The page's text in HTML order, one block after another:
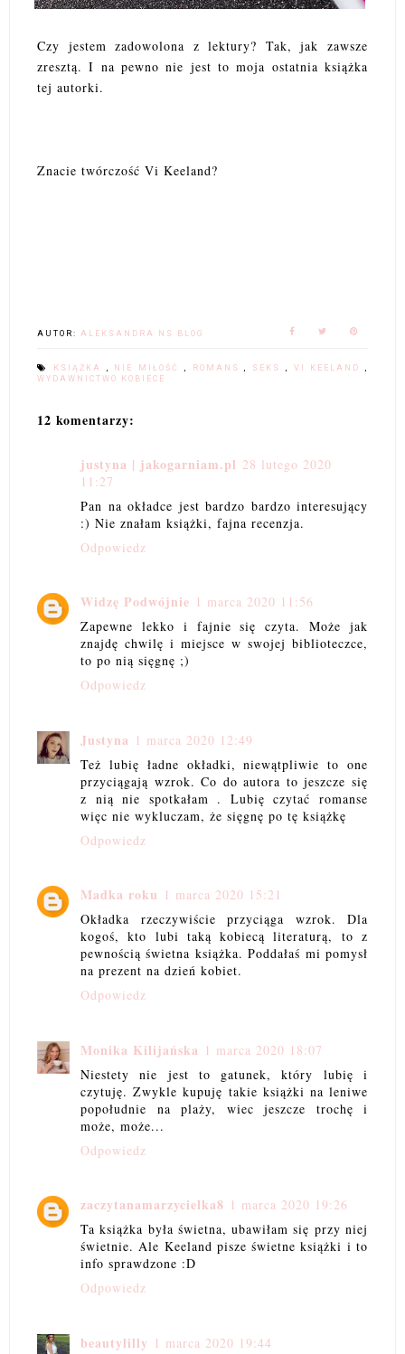
Czy jestem zadowolona z lektury? Tak, jak zawsze
zresztą. I na pewno nie jest to moja ostatnia książka
tej autorki.
Znacie twórczość Vi Keeland?
AUTOR: ALEKSANDRA NS BLOG
KSIĄŻKA NIE MIŁOŚĆ ROMANS SEKS VI KEELAND
WYDAWNICTWO KOBIECE
12 komentarzy:
justyna | jakogarniam.pl 28 lutego 2020
11:27
Pan na okładce jest bardzo bardzo interesujący
:) Nie znałam książki, fajna recenzja.
Odpowiedz
Widzę Podwójnie 1 marca 2020 11:56
Zapewne lekko i fajnie się czyta. Może jak
znajdę chwilę i miejsce w swojej biblioteczce,
to po nią sięgnę ;)
Odpowiedz
Justyna 1 marca 2020 12:49
Też lubię ładne okładki, niewątpliwie to one
przyciągają wzrok. Co do autora to jeszcze się
z nią nie spotkałam . Lubię czytać romanse
więc nie wykluczam, że sięgnę po tę książkę
Odpowiedz
Madka roku 1 marca 2020 15:21
Okładka rzeczywiście przyciąga wzrok. Dla
kogoś, kto lubi taką kobiecą literaturą, to z
pewnością świetna książka. Poddałaś mi pomysł
na prezent na dzień kobiet.
Odpowiedz
Monika Kilijańska 1 marca 2020 18:07
Niestety nie jest to gatunek, który lubię i
czytuję. Zwykle kupuję takie książki na leniwe
popołudnie na plaży, wiec jeszcze trochę i
może, może...
Odpowiedz
zaczytanamarzycielka8 1 marca 2020 19:26
Ta książka była świetna, ubawiłam się przy niej
świetnie. Ale Keeland pisze świetne książki i to
info sprawdzone :D
Odpowiedz
beautylilly 1 marca 2020 19:44